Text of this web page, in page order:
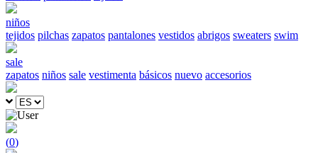
niños
tejidos pilchas zapatos pantalones vestidos abrigos sweaters swim
sale
zapatos niños sale vestimenta básicos nuevo accesorios
(0)